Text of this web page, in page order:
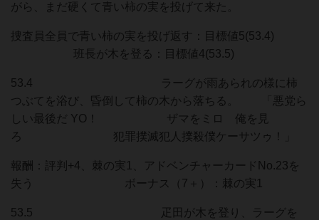
がら、まだ硬くて青い柿の実を投げて来た。
捜査員全員で青い柿の実を投げ返す：目標値5(53.4)
班長が木を登る：目標値4(53.5)
53.4 ラーグが雨あられの様に柿
つぶてを浴び、昏倒して柿の木から落ちる。 「悪党ら
しい最後だ YO！ ザマをミロ 俺を見
ろ 犯罪撲滅犯人撲殺僕ケーサツゥ！」
報酬：評判+4、棘の実1、アドベンチャーカードNo.23を
失う ボーナス（7＋）：棘の実1
53.5 疋田が木を登り、ラーグを